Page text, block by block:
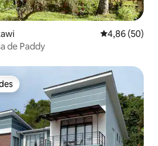
4,86 de uma
4,86 (50)
de Paddy
dos hóspedes